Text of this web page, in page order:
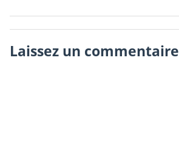
Laissez un commentaire